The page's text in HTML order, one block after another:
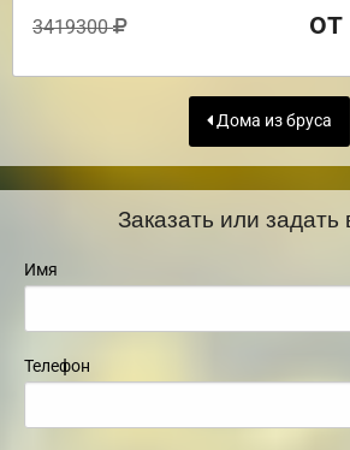
3419300
Дома из бруса
Заказать или задать
Имя
Телефон